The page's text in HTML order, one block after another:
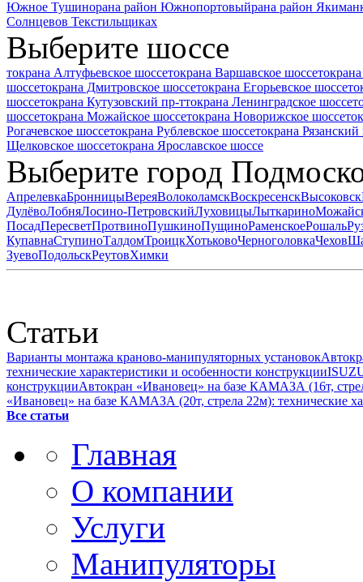
Южное Тушинорана район Южнопортовыйрана район
Солнцевов Текстильщиках
Выберите шоссе
токрана Алтуфьевское шоссетокрана Варшавское шоссе
шоссетокрана Дмитровское шоссетокрана Егорьевское шоссе
шоссетокрана Кутузовский пр-ттокрана Ленинградское шоссе
шоссетокрана Можайское шоссетокрана Новорижское шоссе
Рогачевское шоссетокрана Рублевское шоссетокрана Рязанский
Щелковское шоссетокрана Ярославское шоссе
Выберите город
АпрелевкаБронницыВереяВолоколамскВоскресенскВысоковск
ДулёвоЛобняЛосино-ПетровскийЛуховицыЛыткарино
ПосадПересветПротвиноПушкиноПущиноРаменскоеРошаль
КупавнаСтупиноТалдомТроицкХотьковоЧерноголовкаЧехов
ЗуевоПодольскРеутовХимки
Статьи
Варианты монтажа краново-манипуляторных установок
технические характеристики и особенности конструкции
конструкцииАвтокран «Ивановец» на базе КАМАЗА (16т,
«Ивановец» на базе КАМАЗА (20т, стрела 22м): технические
Все статьи
Главная
О компании
Услуги
Манипуляторы